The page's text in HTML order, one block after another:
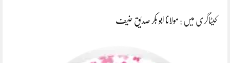
کیٹاگری میں : مولانا ابو بکر صدیق حنیف